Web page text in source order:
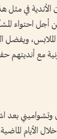
الأندية في
أجل احتواء
ويفضل
مع أنديتهم
بعد
الأيام